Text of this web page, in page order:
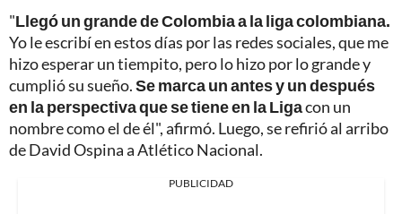
"Llegó un grande de Colombia a la liga colombiana.
Yo le escribí en estos días por las redes sociales, que me
hizo esperar un tiempito, pero lo hizo por lo grande y
cumplió su sueño.Se marca un antes y un después
en la perspectiva que se tiene en la Ligacon un
nombre como el de él", afirmó. Luego, se refirió al arribo
de David Ospina a Atlético Nacional.
PUBLICIDAD